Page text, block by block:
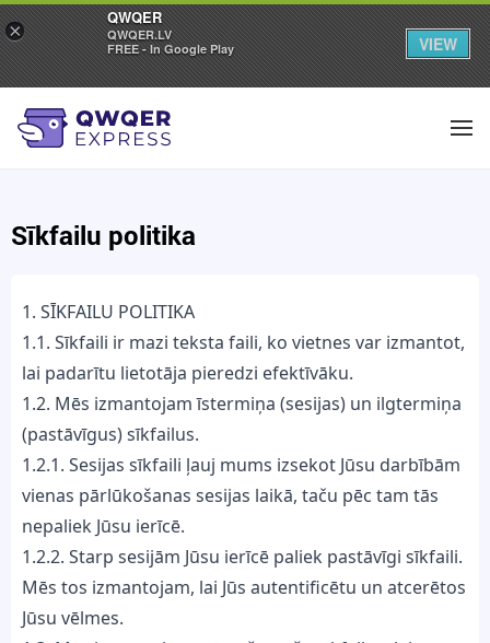
Sīkfailu politika
1. SĪKFAILU POLITIKA
1.1. Sīkfaili ir mazi teksta faili, ko vietnes var izmantot,
lai padarītu lietotāja pieredzi efektīvāku.
1.2. Mēs izmantojam īstermiņa (sesijas) un ilgtermiņa
(pastāvīgus) sīkfailus.
1.2.1. Sesijas sīkfaili ļauj mums izsekot Jūsu darbībām
vienas pārlūkošanas sesijas laikā, taču pēc tam tās
nepaliek Jūsu ierīcē.
1.2.2. Starp sesijām Jūsu ierīcē paliek pastāvīgi sīkfaili.
Mēs tos izmantojam, lai Jūs autentificētu un atcerētos
Jūsu vēlmes.
×
QWQER
QWQER.LV
FREE - In Google Play
VIEW